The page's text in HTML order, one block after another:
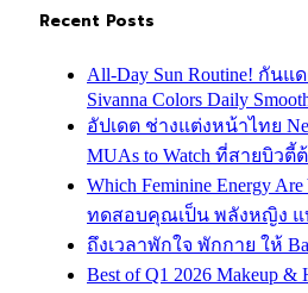
Recent Posts
All-Day Sun Routine! กันแ
Sivanna Colors Daily
อัปเดต ช่างแต่งหน้าไทย
MUAs to Watch ที่สายบิวตี้
Which Feminine Energy
ทดสอบคุณเป็น พลังหญิง แ
ถึงเวลาพักใจ พักกาย ให้
Best of Q1 2026 Makeup